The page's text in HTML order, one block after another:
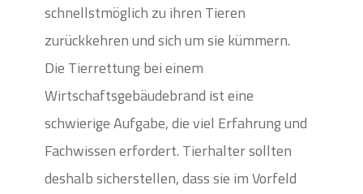
schnellstmöglich zu ihren Tieren
zurückkehren und sich um sie kümmern.
Die Tierrettung bei einem
Wirtschaftsgebäudebrand ist eine
schwierige Aufgabe, die viel Erfahrung und
Fachwissen erfordert. Tierhalter sollten
deshalb sicherstellen, dass sie im Vorfeld